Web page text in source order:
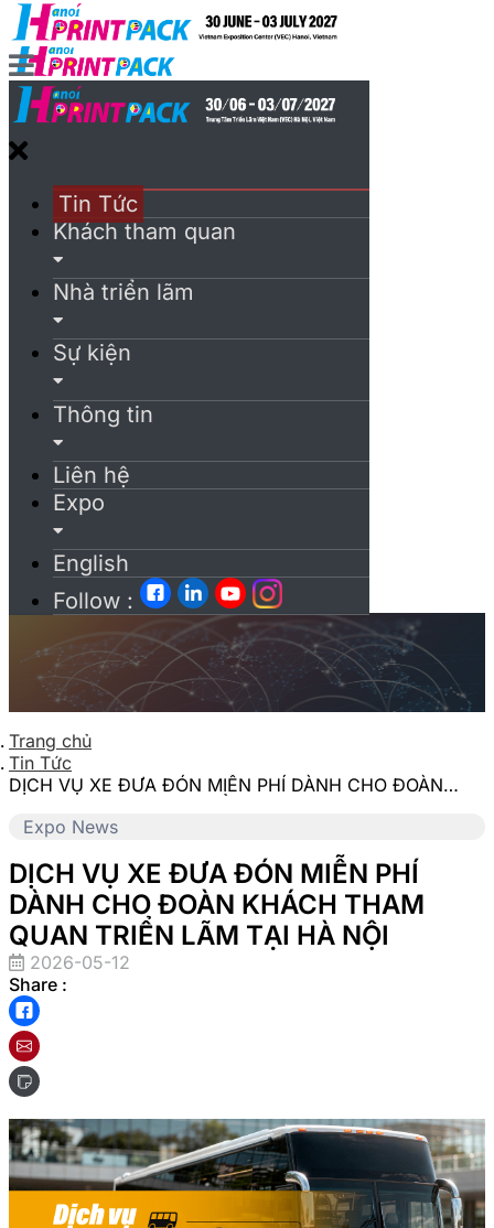
Tin Tức
Khách tham quan
Nhà triển lãm
Sự kiện
Thông tin
Liên hệ
Expo
English
Follow :
Trang chủ
Tin Tức
DỊCH VỤ XE ĐƯA ĐÓN MIỄN PHÍ DÀNH CHO ĐOÀN
Expo News
DỊCH VỤ XE ĐƯA ĐÓN MIỄN PHÍ
DÀNH CHO ĐOÀN KHÁCH THAM
QUAN TRIỂN LÃM TẠI HÀ NỘI
2026-05-12
Share :